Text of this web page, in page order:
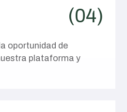
(04)
oportunidad de
plataforma y